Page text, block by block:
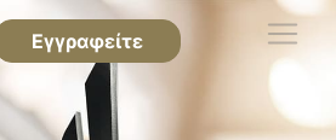
Εγγραφείτε